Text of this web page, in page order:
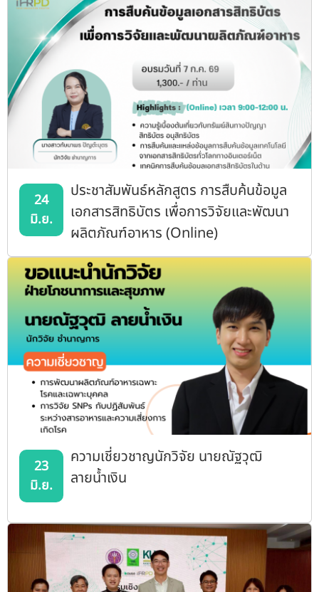
24
มิ.ย.
ประชาสัมพันธ์หลักสูตร การสืบค้นข้อมูล
เอกสารสิทธิบัตร เพื่อการวิจัยและพัฒนา
ผลิตภัณฑ์อาหาร (Online)
23
มิ.ย.
ความเชี่ยวชาญนักวิจัย นายณัฐวุฒิ
ลายน้ำเงิน